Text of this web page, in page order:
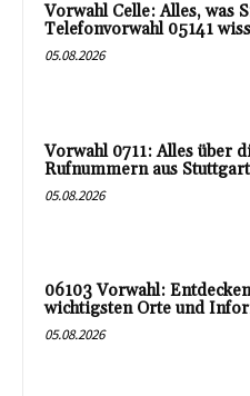
Vorwahl Celle: Alles, was
Telefonvorwahl 05141
05.08.2026
Vorwahl 0711: Alles über
Rufnummern aus Stuttgart
05.08.2026
06103 Vorwahl:
wichtigsten Orte und
05.08.2026